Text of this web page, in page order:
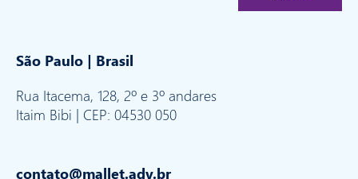
São Paulo | Brasil
Rua Itacema, 128, 2º e 3º andares
Itaim Bibi | CEP: 04530 050
contato@mallet.adv.br